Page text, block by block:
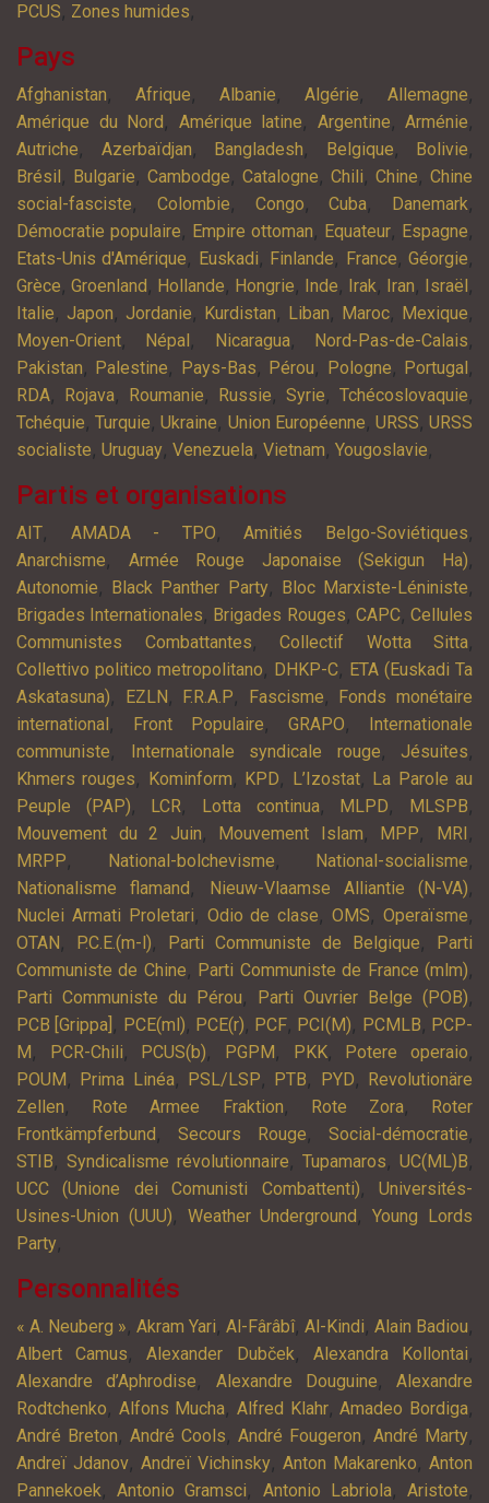
PCUS, Zones humides,
Pays
Afghanistan, Afrique, Albanie, Algérie, Allemagne,
Amérique du Nord , Amérique latine, Argentine, Arménie,
Autriche, Azerbaïdjan, Bangladesh, Belgique, Bolivie,
Brésil , Bulgarie, Cambodge, Catalogne, Chili, Chine, Chine
social-fasciste, Colombie, Congo,Cuba, Danemark,
Démocratie populaire, Empire ottoman, Equateur, Espagne,
Etats-Unis d'Amérique, Euskadi, Finlande, France,Géorgie,
Grèce, Groenland , Hollande, Hongrie, Inde, Irak, Iran, Israël ,
Italie, Japon, Jordanie, Kurdistan, Liban, Maroc, Mexique,
Moyen-Orient, Népal , Nicaragua, Nord-Pas-de-Calais,
Pakistan, Palestine, Pays-Bas, Pérou, Pologne, Portugal ,
RDA, Rojava, Roumanie, Russie, Syrie, Tchécoslovaquie,
Tchéquie,Turquie,Ukraine, Union Européenne, URSS,URSS
socialiste, Uruguay, Venezuela, Vietnam, Yougoslavie,
Partis et organisations
AIT, AMADA - TPO,Amitiés Belgo-Soviétiques,
Anarchisme, Armée Rouge Japonaise (Sekigun Ha),
Autonomie, Black Panther Party, Bloc Marxiste-Léniniste,
Brigades Internationales, Brigades Rouges, CAPC,Cellules
Communistes Combattantes, Collectif Wotta Sitta,
Collettivo politico metropolitano, DHKP-C, ETA (Euskadi Ta
Askatasuna), EZLN , F.R.A.P, Fascisme,
Fonds monétaire
international , Front Populaire, GRAPO,
Internationale
communiste, Internationale syndicale rouge, Jésuites,
Khmers rouges, Kominform, KPD, L’Izostat, La Parole au
Peuple (PAP), LCR, Lotta continua, MLPD, MLSPB,
Mouvement du 2 Juin, Mouvement Islam, MPP, MRI ,
MRPP, National-bolchevisme, National-socialisme,
Nationalisme flamand , Nieuw-Vlaamse Alliantie (N-VA),
Nuclei Armati Proletari, Odio de clase,OMS,Operaïsme,
OTAN , P.C.E.(m-l), Parti Communiste de Belgique,
Parti
Communiste de Chine, Parti Communiste de France (mlm),
Parti Communiste du Pérou, Parti Ouvrier Belge (POB),
PCB [Grippa] , PCE(ml), PCE(r), PCF, PCI(M), PCMLB, PCP-
M , PCR-Chili, PCUS(b), PGPM , PKK, Potere operaio,
POUM , Prima Linéa, PSL/LSP, PTB, PYD,
Revolutionäre
Zellen, Rote Armee Fraktion, Rote Zora,
Roter
Frontkämpferbund , Secours Rouge, Social-démocratie,
STIB, Syndicalisme révolutionnaire, Tupamaros, UC(ML)B,
UCC (Unione dei Comunisti Combattenti),Universités-
Usines-Union (UUU), Weather Underground ,Young Lords
Party,
Personnalités
« A. Neuberg », Akram Yari, Al-Fârâbî, Al-Kindi, Alain Badiou,
Albert Camus,Alexander Dubček, Alexandra Kollontai,
Alexandre d’Aphrodise, Alexandre Douguine, Alexandre
Rodtchenko, Alfons Mucha,Alfred Klahr,Amadeo Bordiga,
André Breton, André Cools, André Fougeron, André Marty,
Andreï Jdanov, Andreï Vichinsky, Anton Makarenko, Anton
Pannekoek,Antonio Gramsci, Antonio Labriola,Aristote,